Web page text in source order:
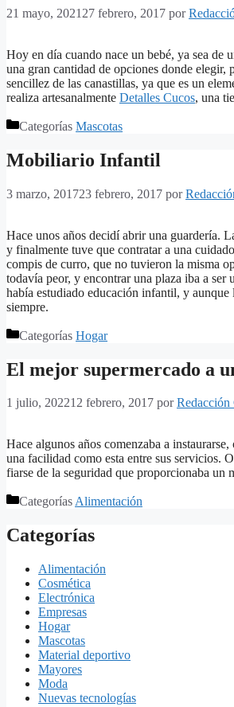
21 mayo, 2021 27 febrero, 2017 por
Hoy en día cuando nace un bebé, ya sea de
una gran cantidad de opciones donde elegir,
sencillez de las canastillas, ya que es un
realiza artesanalmente Detalles Cucos, una
Categorías Mascotas
Mobiliario Infantil
3 marzo, 201723 febrero, 2017 por
Hace unos años decidí abrir una guardería.
y finalmente tuve que contratar a una
compis de curro, que no tuvieron la misma
todavía peor, y encontrar una plaza iba a
había estudiado educación infantil, y aunque
siempre.
Categorías Hogar
El mejor supermercado a
1 julio, 202212 febrero, 2017 porRedacción
Hace algunos años comenzaba a
una facilidad como esta entre sus servicios.
fiarse de la seguridad que proporcionaba un
CategoríasAlimentación
Categorías
Alimentación
Cosmética
Electrónica
Empresas
Hogar
Mascotas
Material deportivo
Mayores
Moda
Nuevas tecnologías